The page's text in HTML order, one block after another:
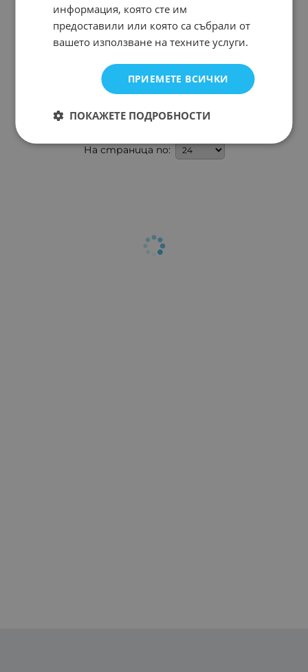
Арт.№: 244422
BY299
Арт.№: 1711
На страница по:
информация, която сте им
предоставили или която са събрали от
вашето използване на техните услуги.
ПРИЕМЕТЕ ВСИЧКИ
ПОКАЖЕТЕ ПОДРОБНОСТИ